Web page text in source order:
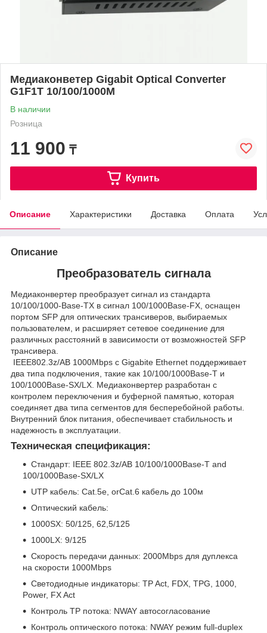
Медиаконветер Gigabit Optical Converter
G1F1T 10/100/1000M
В наличии
Розница
11 900 ₸
Купить
Описание Характеристики Доставка Оплата
Описание
Преобразователь сигнала
Медиаконвертер преобразует сигнал из стандарта
10/100/1000-Base-TX в сигнал 100/1000Base-FX, оснащен
портом SFP для оптических трансиверов, выбираемых
пользователем, и расширяет сетевое соединение для
различных расстояний в зависимости от возможностей SFP
трансивера.
IEEE802.3z/AB 1000Mbps c Gigabite Ethernet поддерживает
два типа подключения, такие как 10/100/1000Base-T и
100/1000Base-SX/LX. Медиаконвертер разработан с
контролем переключения и буферной памятью, которая
соединяет два типа сегментов для бесперебойной работы.
Внутренний блок питания, обеспечивает стабильность и
надежность в эксплуатации.
Техническая спецификация:
Стандарт: IEEE 802.3z/AB 10/100/1000Base-T and
100/1000Base-SX/LX
UTP кабель: Cat.5e, orCat.6 кабель до 100м
Оптический кабель:
1000SX: 50/125, 62,5/125
1000LX: 9/125
Скорость передачи данных: 2000Mbps для дуплекса
на скорости 1000Mbps
Светодиодные индикаторы: TP Act, FDX, TPG, 1000,
Power, FX Act
Контроль TP потока: NWAY автосогласование
Контроль оптического потока: NWAY режим full-duplex